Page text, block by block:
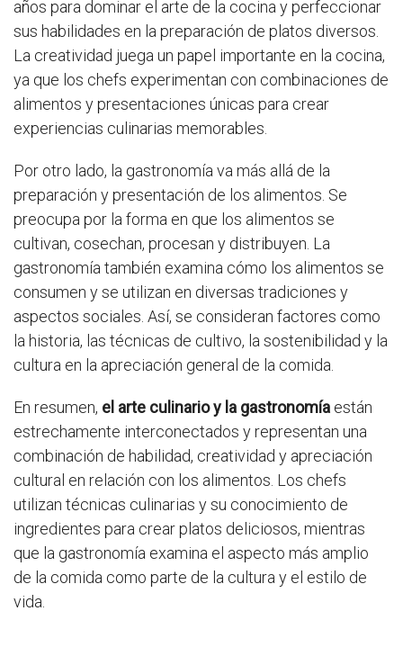
años para dominar el arte de la cocina y perfeccionar
sus habilidades en la preparación de platos diversos.
La creatividad juega un papel importante en la cocina,
ya que los chefs experimentan con combinaciones de
alimentos y presentaciones únicas para crear
experiencias culinarias memorables.
Por otro lado, la gastronomía va más allá de la
preparación y presentación de los alimentos. Se
preocupa por la forma en que los alimentos se
cultivan, cosechan, procesan y distribuyen. La
gastronomía también examina cómo los alimentos se
consumen y se utilizan en diversas tradiciones y
aspectos sociales. Así, se consideran factores como
la historia, las técnicas de cultivo, la sostenibilidad y la
cultura en la apreciación general de la comida.
En resumen, el arte culinario y la gastronomía están
estrechamente interconectados y representan una
combinación de habilidad, creatividad y apreciación
cultural en relación con los alimentos. Los chefs
utilizan técnicas culinarias y su conocimiento de
ingredientes para crear platos deliciosos, mientras
que la gastronomía examina el aspecto más amplio
de la comida como parte de la cultura y el estilo de
vida.